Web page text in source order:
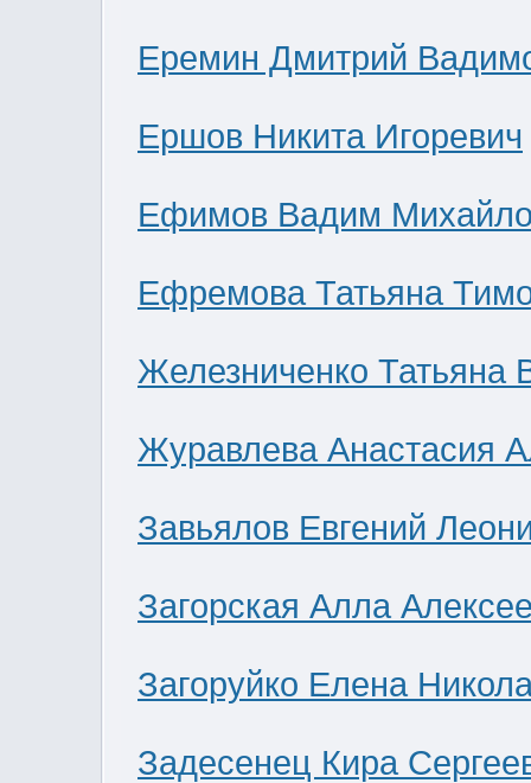
Еремин Дмитрий
Ершов Никита Игоревич
Ефимов Вадим
Ефремова Татьяна
Железниченко Татьяна
Журавлева Анастасия
Завьялов Евгений
Загорская Алла
Загоруйко Елена
Задесенец Кира